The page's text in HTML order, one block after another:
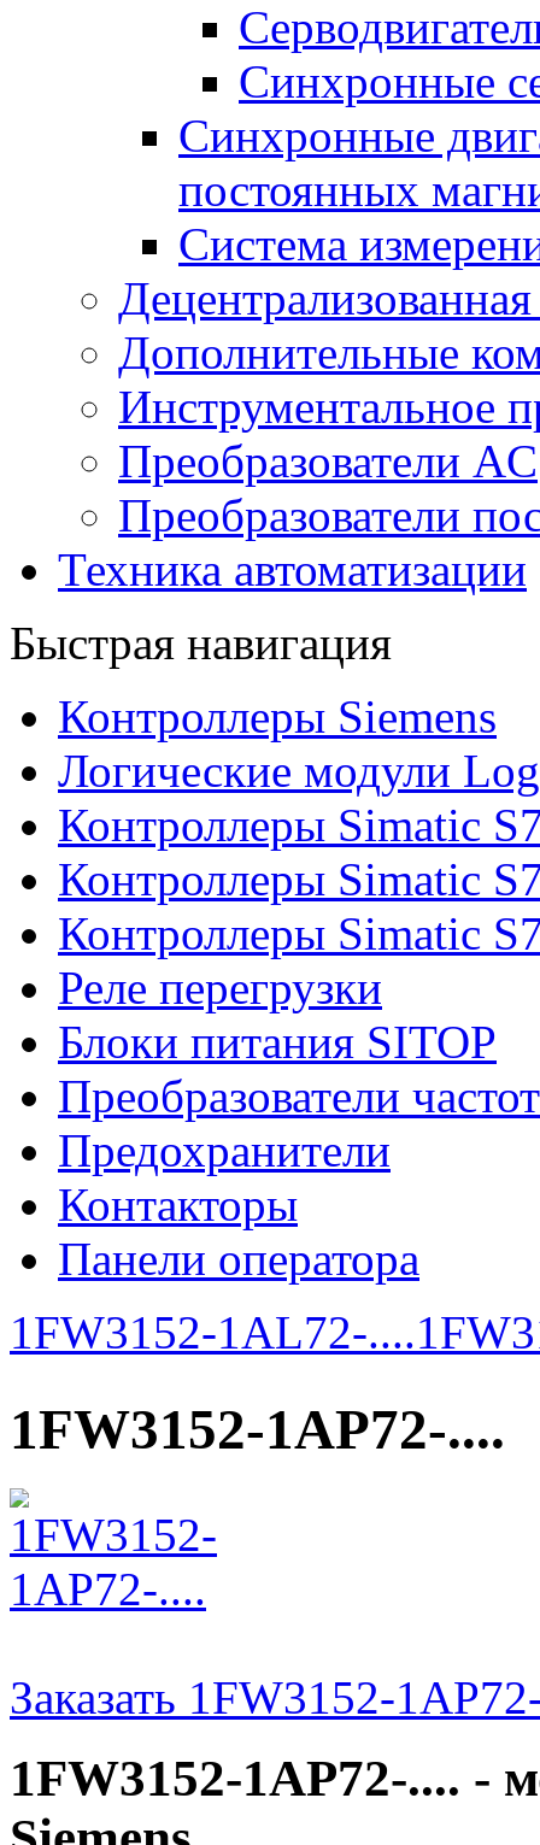
Синхронные
Синхронные
постоянных
Система
Дополнительные
Инструментальное
Преобразователи AC
Преобразователи
Техника автоматизации
Быстрая навигация
Контроллеры Siemens
Логические модули
Контроллеры Simatic
Контроллеры Simatic
Контроллеры Simatic
Реле перегрузки
Блоки питания SITOP
Преобразователи
Предохранители
Контакторы
Панели оператора
1FW3152-1AL72-....
1FW3152-1AP72-....
Заказать 1FW3152-
1FW3152-1AP72-.... -